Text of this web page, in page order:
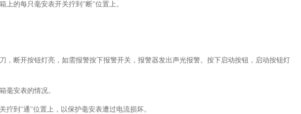
上的每只毫安表开关拧到"断"位置上。
，断开按钮灯亮，如需报警按下报警开关，报警器发出声光报警。按下启动按钮，启动按钮灯
毫安表的情况。
拧到"通"位置上，以保护毫安表遭过电流损坏。